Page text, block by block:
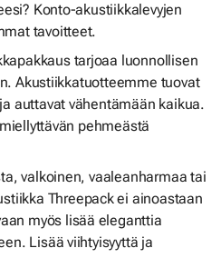
Konto-akustiikkalevyjen
tavoitteet.
tarjoaa luonnollisen
Akustiikkatuotteemme tuovat
auttavat vähentämään kaikua.
pehmeästä
valkoinen, vaaleanharmaa tai
Threepack ei ainoastaan
myös lisää eleganttia
Lisää viihtyisyyttä ja